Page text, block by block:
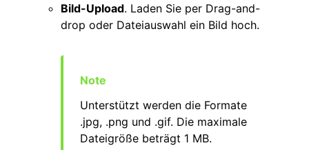
Bild-Upload. Laden Sie per Drag-and-
drop oder Dateiauswahl ein Bild hoch.
Unterstützt werden die Formate
.jpg, .png und .gif. Die maximale
Dateigröße beträgt 1 MB.